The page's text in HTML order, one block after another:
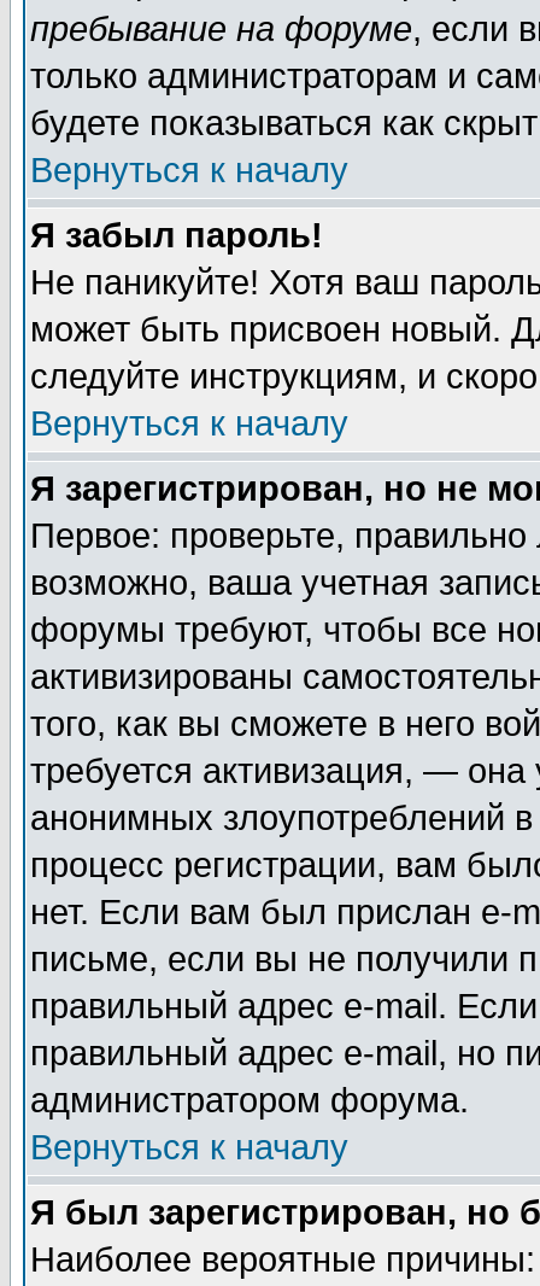
пребывание на форуме, если
только администраторам и
будете показываться как
Вернуться к началу
Я забыл пароль!
Не паникуйте! Хотя ваш
может быть присвоен новый.
следуйте инструкциям, и
Вернуться к началу
Я зарегистрирован, но не
Первое: проверьте,
возможно, ваша учетная
форумы требуют, чтобы все
активизированы
того, как вы сможете в него
требуется активизация, —
анонимных злоупотреблений
процесс регистрации, вам
нет. Если вам был прислан e-
письме, если вы не получили
правильный адрес e-mail.
правильный адрес e-mail, но
администратором форума.
Вернуться к началу
Я был зарегистрирован, но
Наиболее вероятные